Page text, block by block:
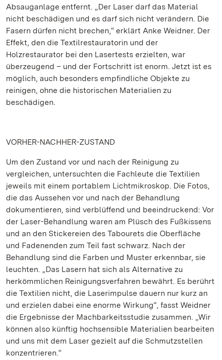
Absauganlage entfernt. „Der Laser darf das Material
nicht beschädigen und es darf sich nicht verändern. Die
Fasern dürfen nicht brechen,“ erklärt Anke Weidner. Der
Effekt, den die Textilrestauratorin und der
Holzrestaurator bei den Lasertests erzielten, war
überzeugend – und der Fortschritt ist enorm. Jetzt ist es
möglich, auch besonders empfindliche Objekte zu
reinigen, ohne die historischen Materialien zu
beschädigen.
VORHER-NACHHER-ZUSTAND
Um den Zustand vor und nach der Reinigung zu
vergleichen, untersuchten die Fachleute die Textilien
jeweils mit einem portablem Lichtmikroskop. Die Fotos,
die das Aussehen vor und nach der Behandlung
dokumentieren, sind verblüffend und beeindruckend: Vor
der Laser-Behandlung waren am Plüsch des Fußkissens
und an den Stickereien des Tabourets die Oberfläche
und Fadenenden zum Teil fast schwarz. Nach der
Behandlung sind die Farben und Muster erkennbar, sie
leuchten. „Das Lasern hat sich als Alternative zu
herkömmlichen Reinigungsverfahren bewährt. Es berührt
die Textilien nicht, die Laserimpulse dauern nur kurz an
und erzielen dabei eine enorme Wirkung“, fasst Weidner
die Ergebnisse der Machbarkeitsstudie zusammen. „Wir
können also künftig hochsensible Materialien bearbeiten
und uns mit dem Laser gezielt auf die Schmutzstellen
konzentrieren.“